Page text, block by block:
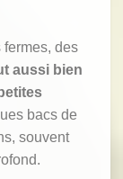
fermes, des
aussi bien
bacs de
souvent